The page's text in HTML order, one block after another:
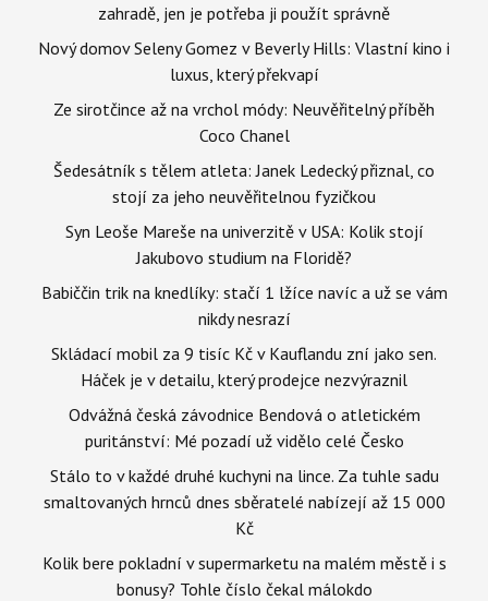
zahradě, jen je potřeba ji použít správně
Nový domov Seleny Gomez v Beverly Hills: Vlastní kino i
luxus, který překvapí
Ze sirotčince až na vrchol módy: Neuvěřitelný příběh
Coco Chanel
Šedesátník s tělem atleta: Janek Ledecký přiznal, co
stojí za jeho neuvěřitelnou fyzičkou
Syn Leoše Mareše na univerzitě v USA: Kolik stojí
Jakubovo studium na Floridě?
Babiččin trik na knedlíky: stačí 1 lžíce navíc a už se vám
nikdy nesrazí
Skládací mobil za 9 tisíc Kč v Kauflandu zní jako sen.
Háček je v detailu, který prodejce nezvýraznil
Odvážná česká závodnice Bendová o atletickém
puritánství: Mé pozadí už vidělo celé Česko
Stálo to v každé druhé kuchyni na lince. Za tuhle sadu
smaltovaných hrnců dnes sběratelé nabízejí až 15 000
Kč
Kolik bere pokladní v supermarketu na malém městě i s
bonusy? Tohle číslo čekal málokdo